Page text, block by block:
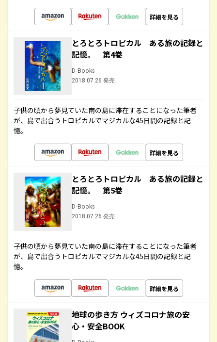
詳細を見る
とろとろトロピカル ある旅の記録と
記憶。 第4巻
D-Books
2018.07.26 発売
子供の頃から夢見ていた南の島に滞在することになった筆者
が、島で出合うトロピカルでマジカルな45日間の記録と記
憶。
詳細を見る
とろとろトロピカル ある旅の記録と
記憶。 第5巻
D-Books
2018.07.26 発売
子供の頃から夢見ていた南の島に滞在することになった筆者
が、島で出合うトロピカルでマジカルな45日間の記録と記
憶。
詳細を見る
地球の歩き方 ウィズコロナ旅の安
心・安全BOOK